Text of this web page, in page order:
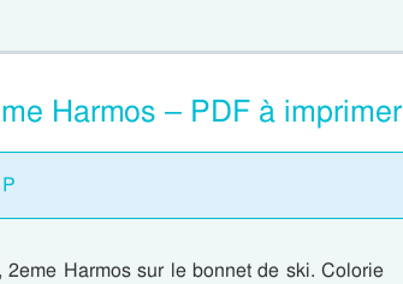
Harmos – PDF à imprimer
2eme Harmos sur le bonnet de ski. Colorie